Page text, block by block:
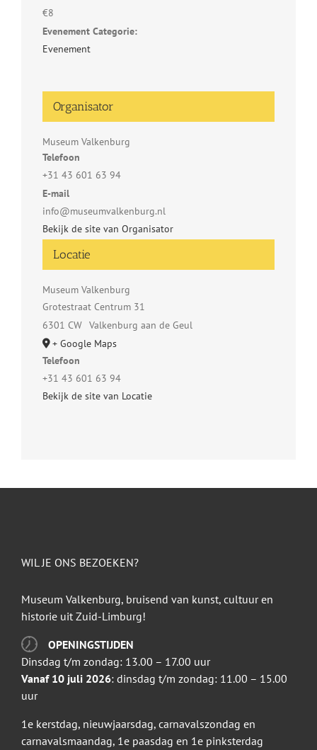
€8
Evenement Categorie:
Evenement
Locatie
Museum Valkenburg
Grotestraat Centrum 31
6301 CW Valkenburg aan de Geul
+ Google Maps
Telefoon
+31 43 601 63 94
Bekijk de site van Locatie
Organisator
Museum Valkenburg
Telefoon
+31 43 601 63 94
E-mail
info@museumvalkenburg.nl
Bekijk de site van Organisator
WIL JE ONS BEZOEKEN?
Museum Valkenburg, bruisend van kunst, cultuur en
historie uit Zuid-Limburg!
OPENINGSTIJDEN
Dinsdag t/m zondag: 13.00 – 17.00 uur
Vanaf 10 juli 2026: dinsdag t/m zondag: 11.00 – 15.00
uur
1e kerstdag, nieuwjaarsdag, carnavalszondag en
carnavalsmaandag, 1e paasdag en 1e pinksterdag